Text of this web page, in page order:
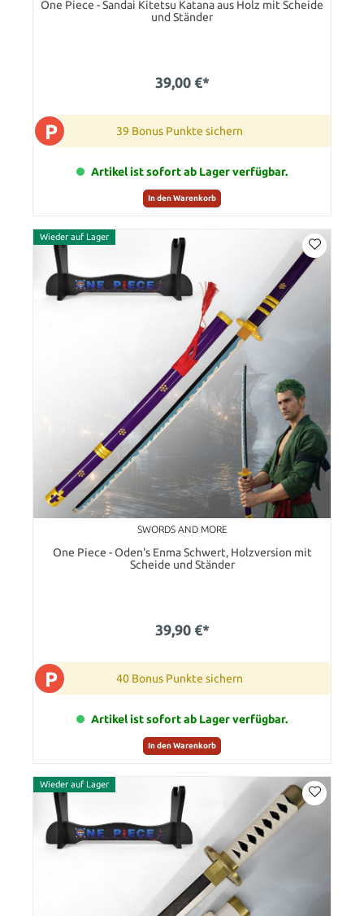
One Piece - Sandai Kitetsu Katana aus Holz mit Scheide
und Ständer
39,00 €*
P 39 Bonus Punkte sichern
Artikel ist sofort ab Lager verfügbar.
In den Warenkorb
Wieder auf Lager
SWORDS AND MORE
One Piece - Oden's Enma Schwert, Holzversion mit
Scheide und Ständer
39,90 €*
P 40 Bonus Punkte sichern
Artikel ist sofort ab Lager verfügbar.
In den Warenkorb
Wieder auf Lager